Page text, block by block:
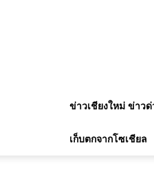
ข่าวเชียงใหม่ ข่าว
เก็บตกจากโซเชียล